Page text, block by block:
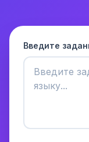
Введите